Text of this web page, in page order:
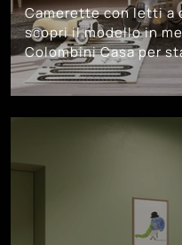
Camerette con letti a
scopri il modello in
Colombini Casa per